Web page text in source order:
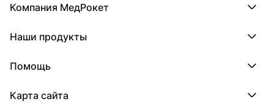
Компания МедРокет
О YDoc
Наши продукты
ПроТаблетки
МедТочка
Помощь
Регистрация врача
Карта сайта